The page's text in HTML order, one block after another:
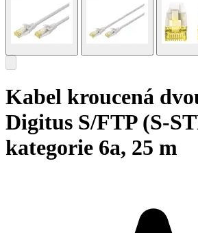
Kabel kroucená
Digitus S/FTP (S-
kategorie 6a, 25 m